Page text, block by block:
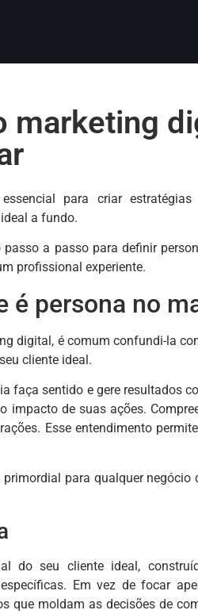
marketing
para criar
a fundo.
a passo para definir
profissional experiente.
é persona no
digital, é comum confundi-la
cliente ideal.
faça sentido e gere resultados
de suas ações.
Esse entendimento
para qualquer
do seu cliente ideal,
Em vez de focar
que moldam as decisões de